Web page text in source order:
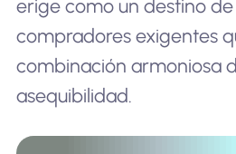
erige como un destino
compradores exigentes
combinación armoniosa
asequibilidad.